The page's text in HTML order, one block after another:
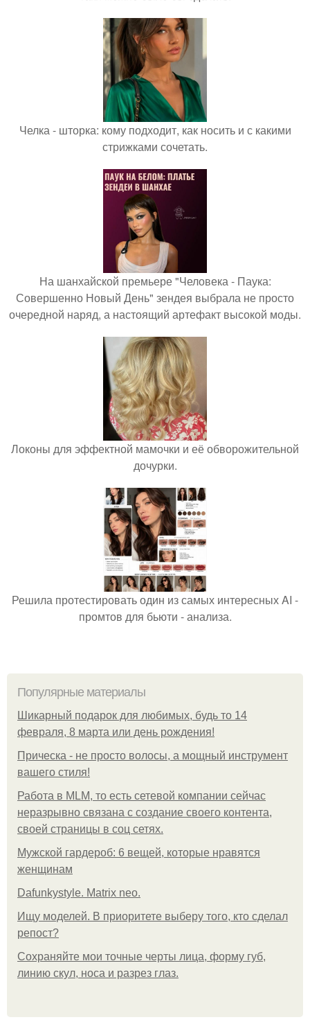
Челка - шторка: кому подходит, как носить и с какими
стрижками сочетать.
На шанхайской премьере "Человека - Паука:
Совершенно Новый День" зендея выбрала не просто
очередной наряд, а настоящий артефакт высокой моды.
Локоны для эффектной мамочки и её обворожительной
дочурки.
Решила протестировать один из самых интересных AI -
промтов для бьюти - анализа.
Популярные материалы
Шикарный подарок для любимых, будь то 14
февраля, 8 марта или день рождения!
Прическа - не просто волосы, а мощный инструмент
вашего стиля!
Работа в MLM, то есть сетевой компании сейчас
неразрывно связана с создание своего контента,
своей страницы в соц сетях.
Мужской гардероб: 6 вещей, которые нравятся
женщинам
Dafunkystyle. Matrix neo.
Ищу моделей. В приоритете выберу того, кто сделал
репост?
Сохраняйте мои точные черты лица, форму губ,
линию скул, носа и разрез глаз.